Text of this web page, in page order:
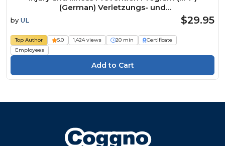
(German) Verletzungs- und
Krankheitspräventionsprogramm Course
by UL $29.95
Top Author 5.0 1,424 views 20 min
Certificate
Employees